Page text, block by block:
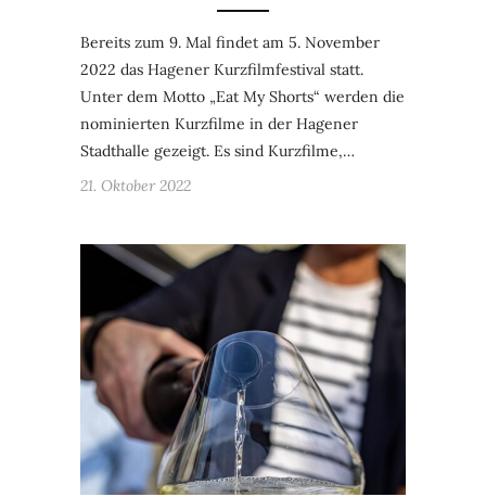
Bereits zum 9. Mal findet am 5. November
2022 das Hagener Kurzfilmfestival statt.
Unter dem Motto „Eat My Shorts“ werden die
nominierten Kurzfilme in der Hagener
Stadthalle gezeigt. Es sind Kurzfilme,…
21. Oktober 2022